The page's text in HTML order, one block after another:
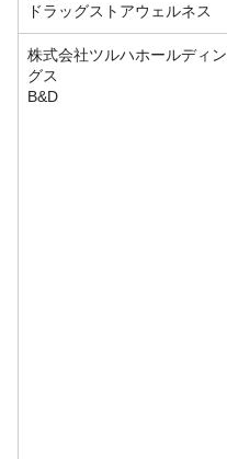
ドラッグストアウェルネス
株式会社ツルハホールディン
グス
B&D